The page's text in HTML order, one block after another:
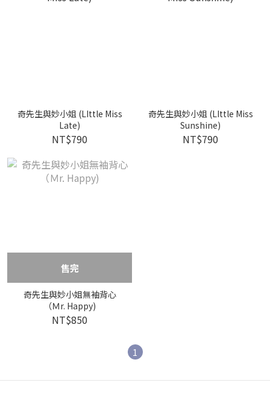
奇先生與妙小姐 (LIttle Miss
Late)
NT$790
奇先生與妙小姐 (LIttle Miss
Sunshine)
NT$790
售完
奇先生與妙小姐無袖背心
（Ｍr. Happy)
NT$850
1